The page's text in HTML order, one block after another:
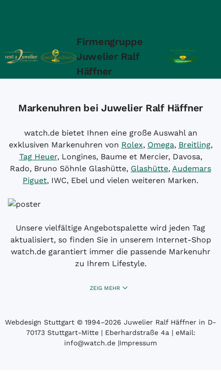
Firmengruppe
Juwelier Ralf
Häffner
Markenuhren bei Juwelier Ralf Häffner
watch.de bietet Ihnen eine große Auswahl an
exklusiven Markenuhren von Rolex, Omega, Breitling,
Tag Heuer, Longines, Baume et Mercier, Davosa,
Rado, Bruno Söhnle Glashütte, Glashütte, Audemars
Piguet, IWC, Ebel und vielen weiteren Marken.
Unsere vielfältige Angebotspalette wird jeden Tag
aktualisiert, so finden Sie in unserem Internet-Shop
watch.de garantiert immer die passende Markenuhr
zu Ihrem Lifestyle.
ZEIG MEHR
Webdesign Stuttgart © 1994­–2026 Juwelier Ralf Häffner in D-
70173 Stuttgart-Mitte | Eberhardstraße 4a | eMail:
info@watch.de |Impressum